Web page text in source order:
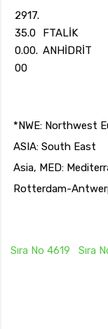
2917.
35.0
0.00.
00
FTALİK
ANHİDRİT
*NWE: Northwest
ASIA: South East
Asia, MED:
Rotterdam-
Sıra No 4619 Sıra